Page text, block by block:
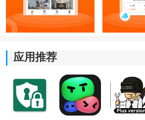
2.而且每一个图片都非常地高清，为
的装修图库。
3.从装修风格到案例介绍，这里都有
应用推荐